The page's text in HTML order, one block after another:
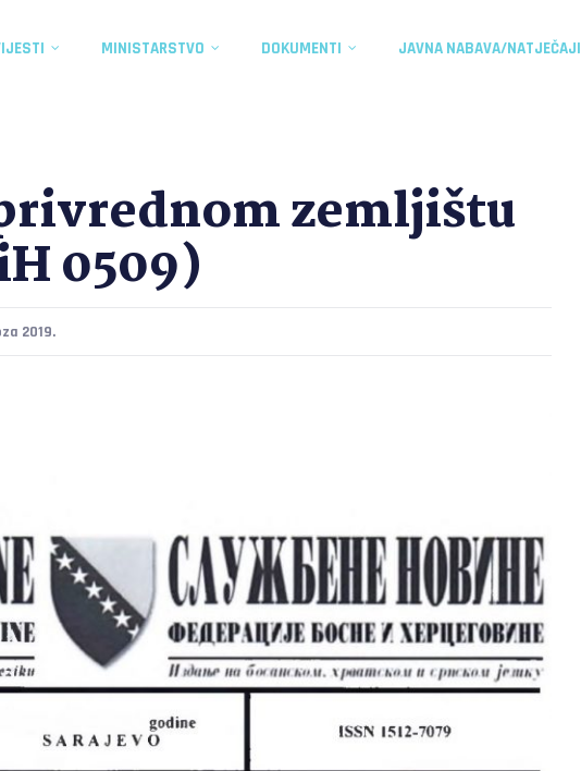
MINISTARSTVO DOKUMENTI JAVNA NABAVA/NATJEČAJI
zemljištu
0509)
2019.